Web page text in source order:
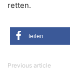
retten.
tei­len
Previous article